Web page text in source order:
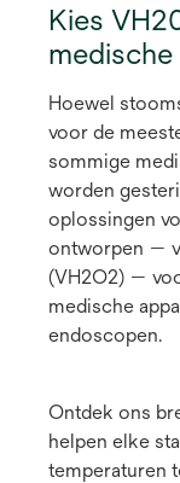
Kies
Hoewel
voor de
sommige
worden
oplossingen
ontworpen —
(VH2O2) —
medische
endoscopen.
Ontdek ons
helpen elke
temperaturen